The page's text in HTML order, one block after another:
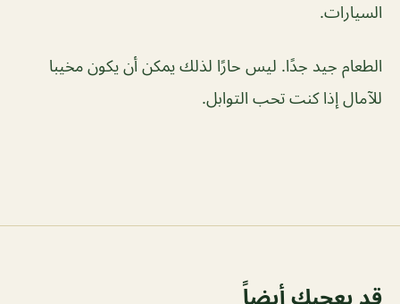
السيارات.
الطعام جيد جدًا. ليس حارًا لذلك يمكن أن يكون مخيبا
للآمال إذا كنت تحب التوابل.
قد يعجبك أيضاً